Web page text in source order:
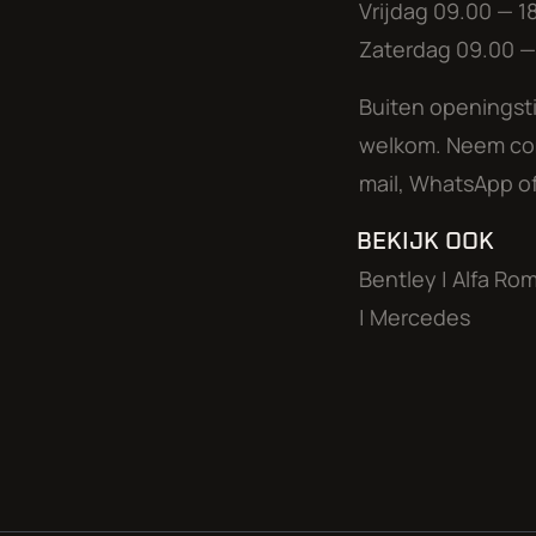
Gelieve voor een bezichtiging en/of proefrit een
van onze collectie bevindt zich in onze
auto klaar staat voor een uitgebreide proefrit.
Onze showroom is zondag t/m donderdag op
Aan onze advertenties is de grootst mogelijke zorg
advertentie geen rechten worden ontleend.
Vrijdag 09.00 —
Zaterdag 09.00 —
Buiten
welkom. Neem
mail, WhatsApp
BEKIJK OOK
Bentley | Alfa
| Mercedes